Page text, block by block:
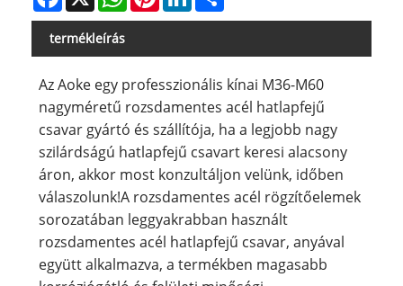
termékleírás
Az Aoke egy professzionális kínai M36-M60
nagyméretű rozsdamentes acél hatlapfejű
csavar gyártó és szállítója, ha a legjobb nagy
szilárdságú hatlapfejű csavart keresi alacsony
áron, akkor most konzultáljon velünk, időben
válaszolunk!A rozsdamentes acél rögzítőelemek
sorozatában leggyakrabban használt
rozsdamentes acél hatlapfejű csavar, anyával
együtt alkalmazva, a termékben magasabb